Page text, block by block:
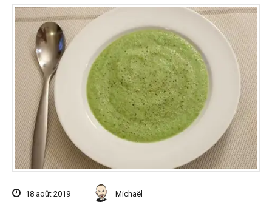
18 août 2019 Michaël